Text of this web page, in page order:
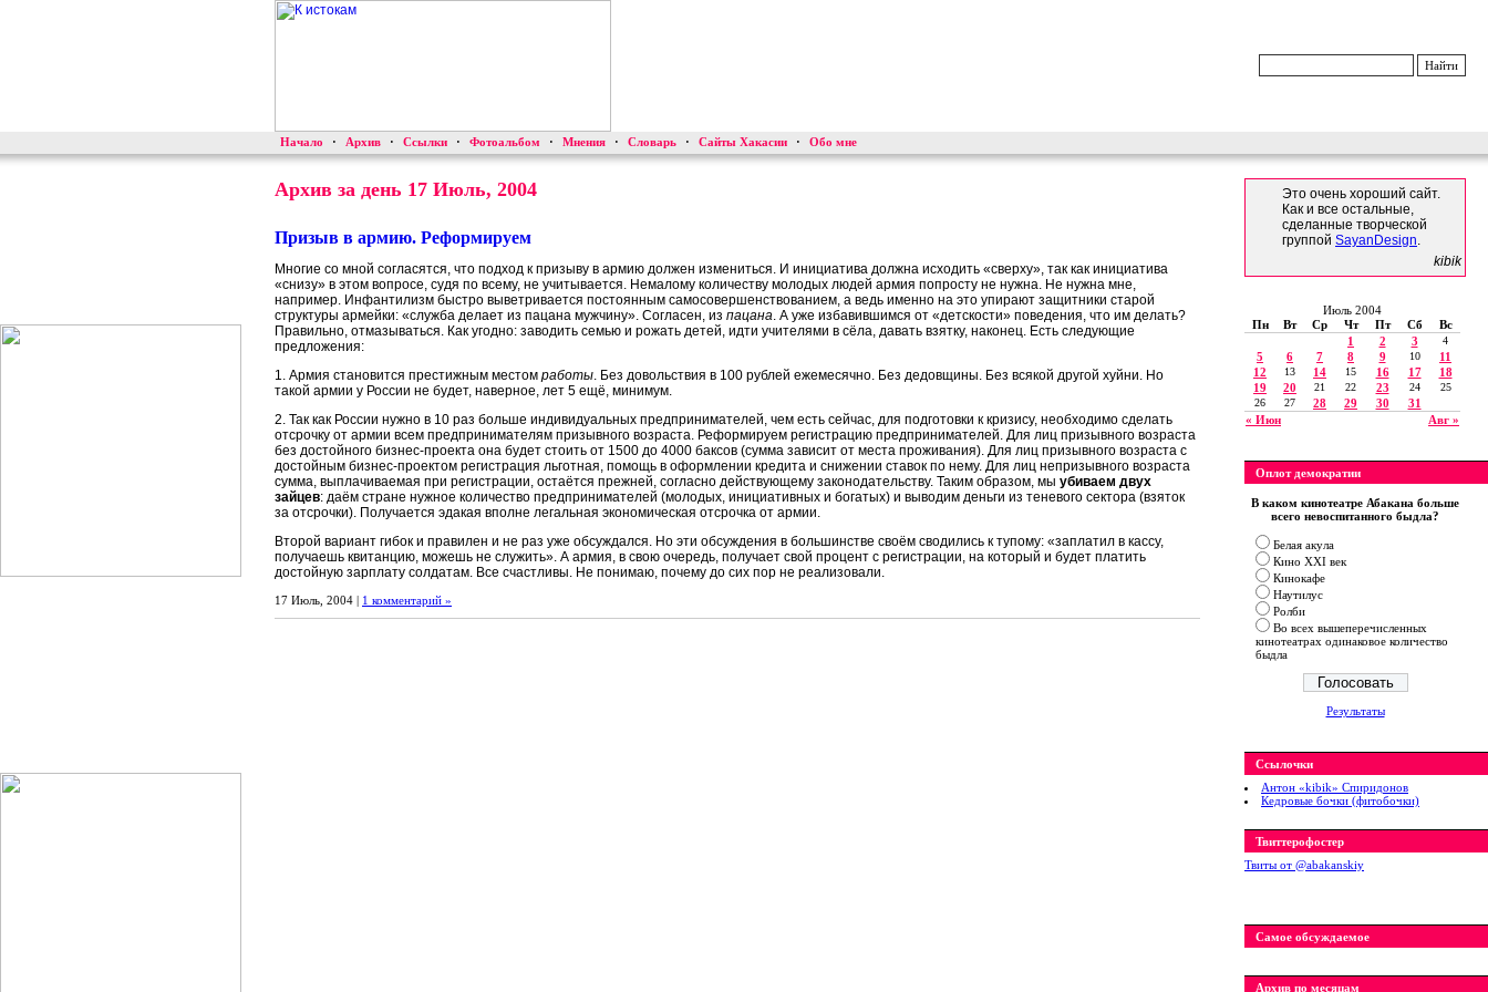
Начало · Архив · Ссылки · Фотоальбом · Мнения · Словарь · Сайты Хакасии · Обо мне
Архив за день 17 Июль, 2004
Призыв в армию. Реформируем
Многие со мной согласятся, что подход к призыву в армию должен измениться. И инициатива должна исходить «сверху», так как инициатива
«снизу» в этом вопросе, судя по всему, не учитывается. Немалому количеству молодых людей армия попросту не нужна. Не нужна мне,
например. Инфантилизм быстро выветривается постоянным самосовершенствованием, а ведь именно на это упирают защитники старой
структуры армейки: «служба делает из пацана мужчину». Согласен, из пацана. А уже избавившимся от «детскости» поведения, что им делать?
Правильно, отмазываться. Как угодно: заводить семью и рожать детей, идти учителями в сёла, давать взятку, наконец. Есть следующие
предложения:
1. Армия становится престижным местом работы. Без довольствия в 100 рублей ежемесячно. Без дедовщины. Без всякой другой хуйни. Но
такой армии у России не будет, наверное, лет 5 ещё, минимум.
2. Так как России нужно в 10 раз больше индивидуальных предпринимателей, чем есть сейчас, для подготовки к кризису, необходимо сделать
отсрочку от армии всем предпринимателям призывного возраста. Реформируем регистрацию предпринимателей. Для лиц призывного возраста
без достойного бизнес-проекта она будет стоить от 1500 до 4000 баксов (сумма зависит от места проживания). Для лиц призывного возраста с
достойным бизнес-проектом регистрация льготная, помощь в оформлении кредита и снижении ставок по нему. Для лиц непризывного возраста
сумма, выплачиваемая при регистрации, остаётся прежней, согласно действующему законодательству. Таким образом, мы убиваем двух
зайцев: даём стране нужное количество предпринимателей (молодых, инициативных и богатых) и выводим деньги из теневого сектора (взяток
за отсрочки). Получается эдакая вполне легальная экономическая отсрочка от армии.
Второй вариант гибок и правилен и не раз уже обсуждался. Но эти обсуждения в большинстве своём сводились к тупому: «заплатил в кассу,
получаешь квитанцию, можешь не служить». А армия, в свою очередь, получает свой процент с регистрации, на который и будет платить
достойную зарплату солдатам. Все счастливы. Не понимаю, почему до сих пор не реализовали.
17 Июль, 2004 | 1 комментарий »
Это очень хороший сайт.
Как и все остальные,
сделанные творческой
группой SayanDesign.
kibik
Июль 2004
Пн
Вт Ср Чт Пт Сб Вс
« Июн Авг »
1 2 3 4
5 6 7 8 9 10
11
12
13 14 15 16 17
18
19
20 21 22 23 24
25
26
27 28 29 30 31
Оплот демократии
В каком кинотеатре Абакана больше
всего невоспитанного быдла?
Белая акула
Кино XXI век
Кинокафе
Наутилус
Ролби
Во всех вышеперечисленных
кинотеатрах одинаковое количество
быдла
Результаты
Ссылочки
Антон «kibik» Спиридонов
Кедровые бочки (фитобочки)
Твиттерофостер
Твиты от ‎@abakanskiy
Самое обсуждаемое
Архив по месяцам